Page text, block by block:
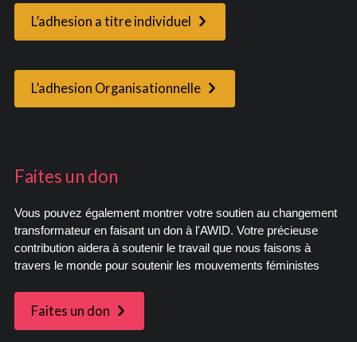
L’adhesion a titre individuel
L’adhesion Organisationnelle
Faites un don
Vous pouvez également montrer votre soutien au changement
transformateur en faisant un don à l'AWID. Votre précieuse
contribution aidera à soutenir le travail que nous faisons à
travers le monde pour soutenir les mouvements féministes
Faites un don